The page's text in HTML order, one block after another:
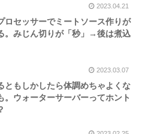
2023.04.21
ロセッサーでミートソース作りが
。みじん切りが「秒」→後は煮込
2023.03.07
ともしかしたら体調めちゃよくな
。ウォーターサーバーってホント